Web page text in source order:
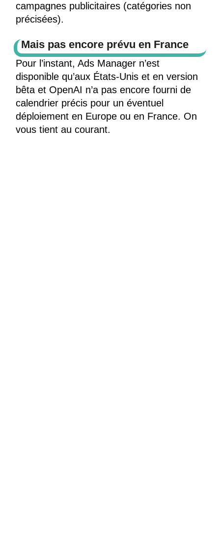
campagnes publicitaires (catégories non
précisées).
Mais pas encore prévu en France
Pour l’instant, Ads Manager n’est
disponible qu’aux États-Unis et en version
bêta et OpenAI n’a pas encore fourni de
calendrier précis pour un éventuel
déploiement en Europe ou en France. On
vous tient au courant.